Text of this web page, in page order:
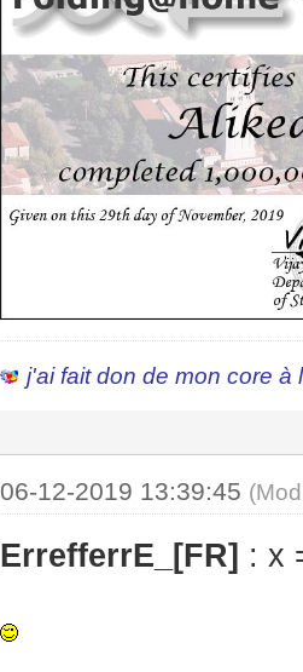
j'ai fait don de mon core à
06-12-2019 13:39:45
ErrefferrE_[FR] : x